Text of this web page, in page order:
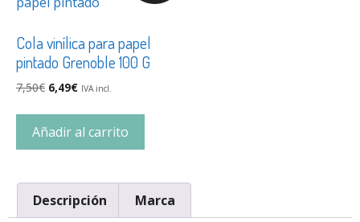
Cola vinílica para papel
pintado Grenoble 100 G
7,50€ 6,49€ IVA incl.
Añadir al carrito
Descripción Marca